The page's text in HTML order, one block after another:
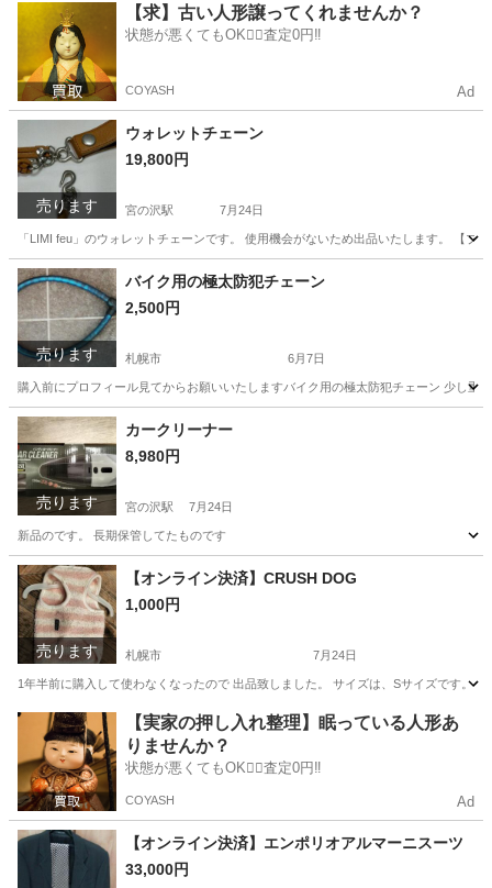
携帯アクセサリー ケース
【求】古い人形譲ってくれませんか？
状態が悪くてもOK🙆‍♀️査定0円‼️
COYASH Ad
売ります
ウォレットチェーン
19,800円
宮の沢駅 7月24日
「LIMI feu」のウォレットチェーンです。 使用機会がないため出品いたします。 【
北海道 札幌市 宮の沢駅 アクセサリー
売ります
バイク用の極太防犯チェーン
2,500円
札幌市 6月7日
購入前にプロフィール見てからお願いいたしますバイク用の極太防犯チェーン 少し
北海道 札幌市 その他
売ります
カークリーナー
8,980円
宮の沢駅 7月24日
新品のです。 長期保管してたものです
北海道 札幌市 宮の沢駅 メンテナンス用品
売ります
【オンライン決済】CRUSH DOG
1,000円
札幌市 7月24日
1年半前に購入して使わなくなったので 出品致しました。 サイズは、Sサイズです。
北海道 札幌市 その他 DOG
【実家の押し入れ整理】眠っている人形あ
りませんか？
状態が悪くてもOK🙆‍♀️査定0円‼️
COYASH Ad
【オンライン決済】エンポリオアルマーニスーツ
33,000円